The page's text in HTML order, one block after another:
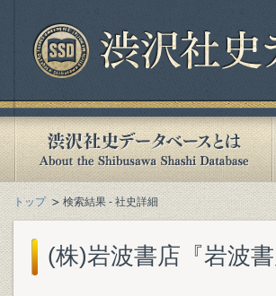
トップ 検索結果 - 社史詳細
(株)岩波書店『岩波